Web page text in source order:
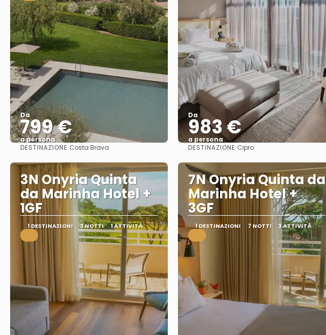
Da
799 €
a persona
Vedere
DESTINAZIONE:Costa Brava
Da
983 €
a persona
Vedere
DESTINAZIONE:Cipro
3N Onyria Quinta
da Marinha Hotel +
1GF
1 DESTINAZIONI 3 NOTTI 1 ATTIVITÀ
.
7N Onyria Quinta da
Marinha Hotel +
3GF
1 DESTINAZIONI 7 NOTTI 3 ATTIVITÀ
.